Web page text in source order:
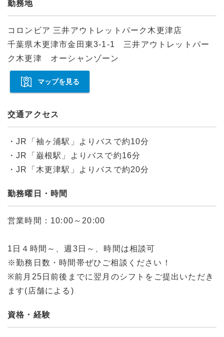
勤務地
コロンビア 三井アウトレットパーク木更津店
千葉県木更津市金田東3-1-1 三井アウトレットパー
ク木更津 オーシャンゾーン
マップを見る
交通アクセス
・JR「袖ヶ浦駅」よりバスで約10分
・JR「巌根駅」よりバスで約16分
・JR「木更津駅」よりバスで約20分
勤務曜日・時間
営業時間：10:00～20:00
1日４時間～、週3日～、時間は相談可
※勤務日数・時間帯ぜひご相談ください！
※前月25日前後までに翌月のシフトをご提出いただき
ます(店舗による)
資格・経験